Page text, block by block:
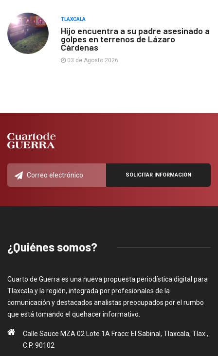
TLAXCALA
Hijo encuentra a su padre asesinado a
golpes en terrenos de Lázaro
Cárdenas
03 de Agosto 2026
¿Quiénes somos?
Cuarto de Guerra es una nueva propuesta periodística digital para
Tlaxcala y la región, integrada por profesionales de la
comunicación y destacados analistas preocupados por el rumbo
que está tomando el quehacer informativo.
Calle Sauce MZA 02 Lote 1A Fracc: El Sabinal, Tlaxcala, Tlax.,
C.P. 90102